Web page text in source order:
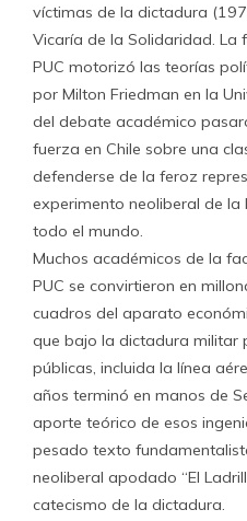
víctimas de la dictadura
Vicaría de la Solidaridad. La
PUC motorizó las teorías
por Milton Friedman en la
del debate académico
fuerza en Chile sobre una
defenderse de la feroz
experimento neoliberal de
todo el mundo.
Muchos académicos de la
PUC se convirtieron en
cuadros del aparato
que bajo la dictadura militar
públicas, incluida la línea
años terminó en manos de
aporte teórico de esos
pesado texto
neoliberal apodado “El
catecismo de la dictadura.